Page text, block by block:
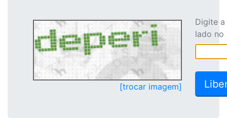
[trocar imagem]
Digite
lado no